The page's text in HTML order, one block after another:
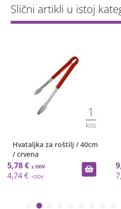
Slični artikli u istoj
1
kos
Hvataljka za roštilj / 40cm
/ crvena
5,78 €
4,74 €